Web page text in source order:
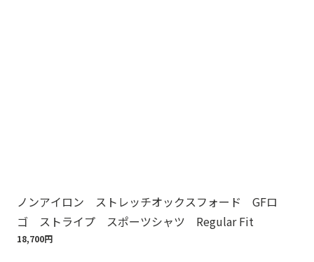
ノンアイロン ストレッチオックスフォード GFロ
ゴ ストライプ スポーツシャツ Regular Fit
18,700円